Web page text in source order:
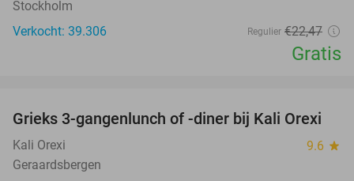
Stockholm
Verkocht: 39.306
Regulier €22,47
Gratis
47%
Grieks 3-gangenlunch of -diner bij Kali Orexi
Kali Orexi 9.6 star
Geraardsbergen